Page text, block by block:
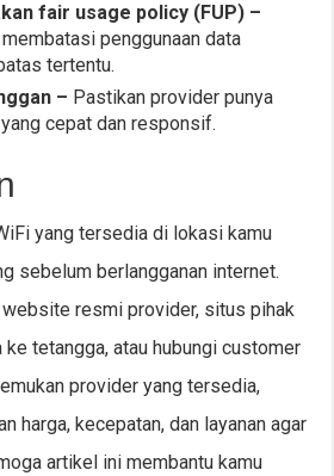
fair usage policy (FUP) –
penggunaan data
tertentu.
– Pastikan provider punya
cepat dan responsif.
yang tersedia di lokasi kamu
sebelum berlangganan internet.
resmi provider, situs pihak
tetangga, atau hubungi customer
provider yang tersedia,
harga, kecepatan, dan layanan agar
artikel ini membantu kamu